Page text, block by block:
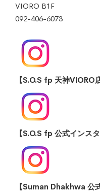
VIORO B1F
092-406-6073
【S.O.S fp 天神VIORO
【S.O.S fp 公式インスタ
【Suman Dhakhwa 公